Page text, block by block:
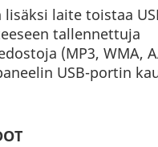
lisäksi laite toistaa
tallennettuja
(MP3, WMA,
USB-portin